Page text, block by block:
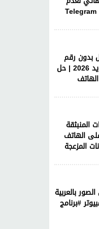
بدون رقم
هاتف على الأندرويد 2026 | حل
المنبثقة
الهاتف
المزعجة
بالعربية
#برنامج